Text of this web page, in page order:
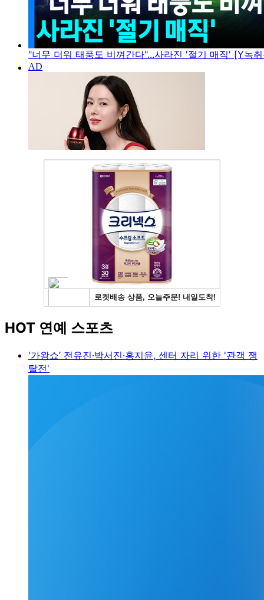
"너무 더워 태풍도 비껴간다"...사라진 '절기 매직' [Y녹
HOT 연예 스포츠
'가왕쇼’ 전유진·박서진·홍지윤, 센터 자리 위한 '관객 쟁
탈전'